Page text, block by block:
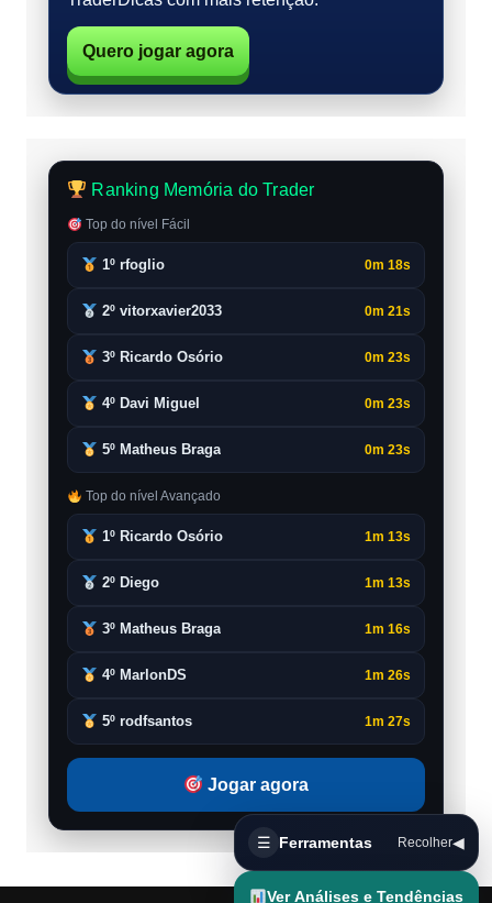
Quero jogar agora
Ranking Memória do Trader
Top do nível Fácil
1º rfoglio 0m 18s
2º vitorxavier2033 0m 21s
3º Ricardo Osório 0m 23s
4º Davi Miguel 0m 23s
5º Matheus Braga 0m 23s
Top do nível Avançado
1º Ricardo Osório 1m 13s
2º Diego 1m 13s
3º Matheus Braga 1m 16s
4º MarlonDS 1m 26s
5º rodfsantos 1m 27s
Jogar agora
☰ Ferramentas Recolher◀
Ver Análises e Tendências